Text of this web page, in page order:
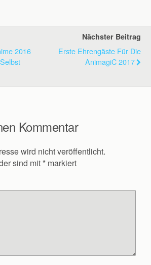
2016
Nächster Beitrag
Erste Ehrengäste Für Die
AnimagiC 2017
Kommentar
wird nicht veröffentlicht.
sind mit * markiert